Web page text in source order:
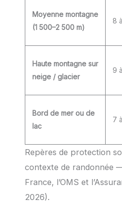
Moyenne montagne
(1 500–2 500 m)
8
Haute montagne sur
neige / glacier
9
Bord de mer ou de
lac
7
Repères de protection
contexte de randonnée
France, l’OMS et
2026).